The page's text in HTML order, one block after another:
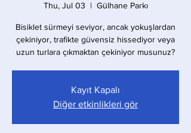
Thu, Jul 03
  |
Gülhane Parkı
Bisiklet sürmeyi seviyor, ancak yokuşlardan
çekiniyor, trafikte güvensiz hissediyor veya
uzun turlara çıkmaktan çekiniyor musunuz?
Kayıt Kapalı
Diğer etkinlikleri gör